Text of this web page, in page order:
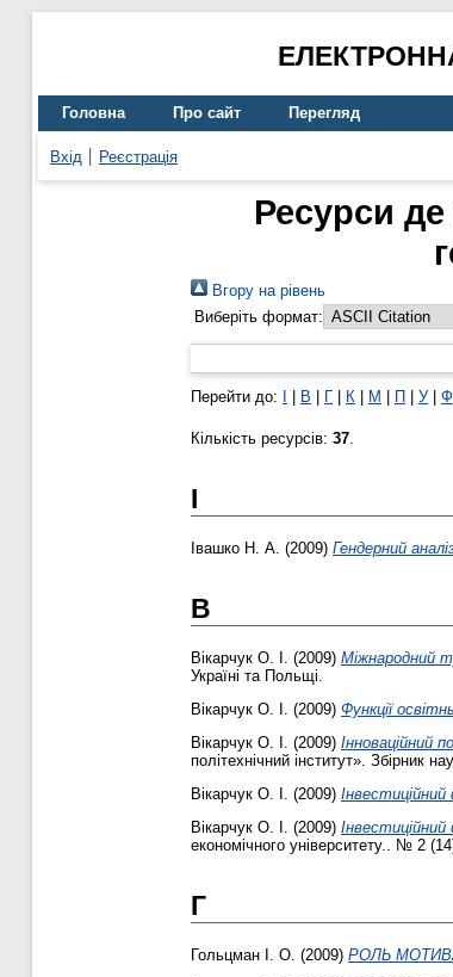
Головна Про сайт Перегляд
Вхід Реєстрація
Ресурси
Вгору на рівень
Виберіть формат:
Перейти до: В Г К М П У| Ф
Кількість ресурсів: 37.
І
Івашко Н. А. (2009) Гендерний
В
Вікарчук О. І. (2009) Міжнародний
Україні та Польщі.
Вікарчук О. І. (2009) Функції
Вікарчук О. І. (2009) Інноваційний
політехнічний інститут». Збірник
Вікарчук О. І.
(2009)
Вікарчук О. І. (2009)
економічного університету.. № 2
Г
Гольцман І. О. (2009) РОЛЬ